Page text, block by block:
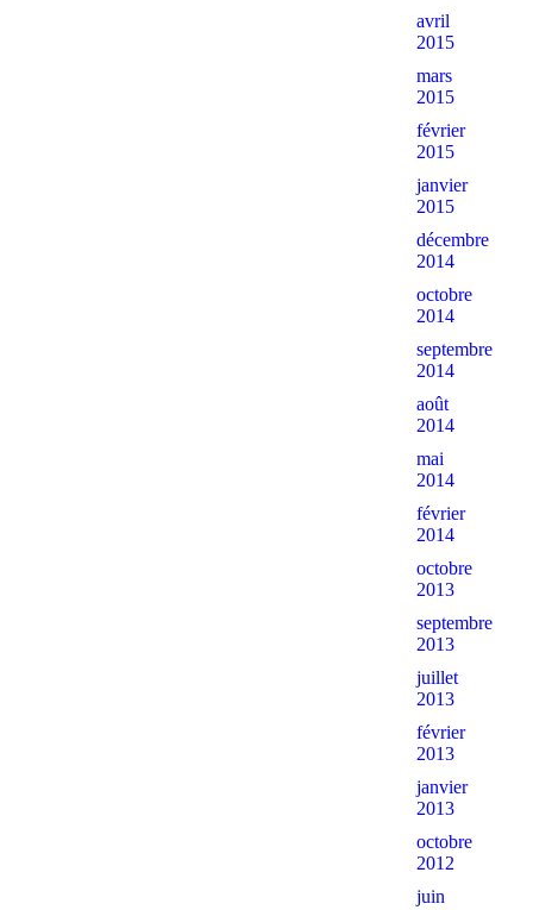
avril
2015
mars
2015
février
2015
janvier
2015
décembre
2014
octobre
2014
septembre
2014
août
2014
mai
2014
février
2014
octobre
2013
septembre
2013
juillet
2013
février
2013
janvier
2013
octobre
2012
juin